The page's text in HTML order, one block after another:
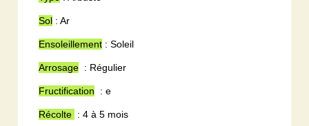
Sol : Ar
Ensoleillement : Soleil
Arrosage : Régulier
Fructification : e
Récolte : 4 à 5 mois